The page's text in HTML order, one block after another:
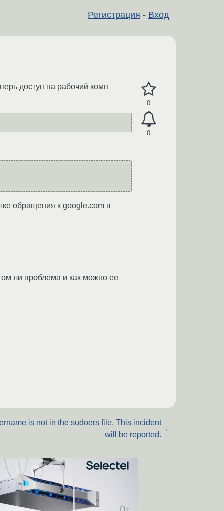
Регистрация - Вход
0
0
доступ на рабочий комп
обращения к google.com в
ли проблема и как можно ее
is not in the sudoers file. This incident
will be reported.
→